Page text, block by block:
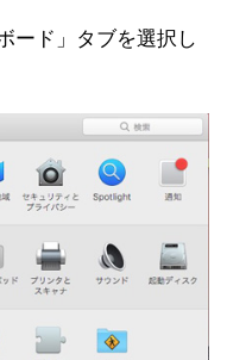
ード」タブを選択し